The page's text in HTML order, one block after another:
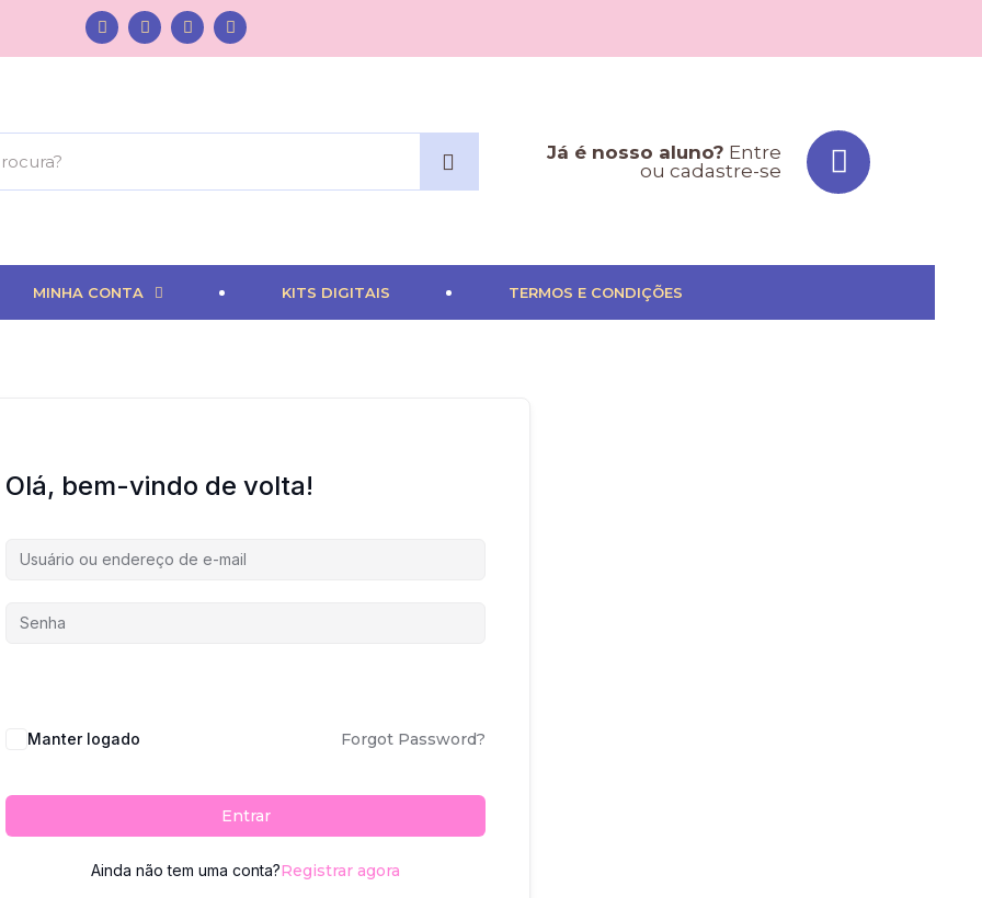
Já é nosso aluno? Entre
ou cadastre-se
MINHA CONTA KITS DIGITAIS TERMOS E CONDIÇÕES
Olá, bem-vindo de volta!
Manter logado Forgot Password?
Entrar
Ainda não tem uma conta?Registrar agora